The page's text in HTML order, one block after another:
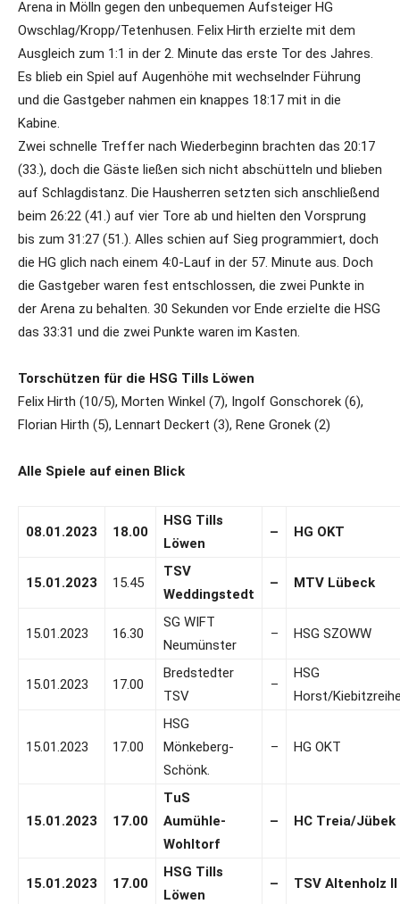
Arena in Mölln gegen den unbequemen Aufsteiger HG
Owschlag/Kropp/Tetenhusen. Felix Hirth erzielte mit dem
Ausgleich zum 1:1 in der 2. Minute das erste Tor des Jahres.
Es blieb ein Spiel auf Augenhöhe mit wechselnder Führung
und die Gastgeber nahmen ein knappes 18:17 mit in die
Kabine.
Zwei schnelle Treffer nach Wiederbeginn brachten das 20:17
(33.), doch die Gäste ließen sich nicht abschütteln und blieben
auf Schlagdistanz. Die Hausherren setzten sich anschließend
beim 26:22 (41.) auf vier Tore ab und hielten den Vorsprung
bis zum 31:27 (51.). Alles schien auf Sieg programmiert, doch
die HG glich nach einem 4:0-Lauf in der 57. Minute aus. Doch
die Gastgeber waren fest entschlossen, die zwei Punkte in
der Arena zu behalten. 30 Sekunden vor Ende erzielte die HSG
das 33:31 und die zwei Punkte waren im Kasten.
Torschützen für die HSG Tills Löwen
Felix Hirth (10/5), Morten Winkel (7), Ingolf Gonschorek (6),
Florian Hirth (5), Lennart Deckert (3), Rene Gronek (2)
Alle Spiele auf einen Blick
08.01.2023 18.00
HSG Tills
Löwen
– HG OKT
15.01.2023 15.45
TSV
Weddingstedt
– MTV Lübeck
15.01.2023 16.30
SG WIFT
Neumünster
– HSG SZOWW
15.01.2023 17.00
Bredstedter
TSV
–
HSG
Horst/
15.01.2023 17.00
HSG
Mönkeberg-
Schönk.
– HG OKT
15.01.2023 17.00
TuS
Aumühle-
Wohltorf
– HC Treia/Jübek
15.01.2023 17.00
HSG Tills
Löwen
– TSV Altenholz II